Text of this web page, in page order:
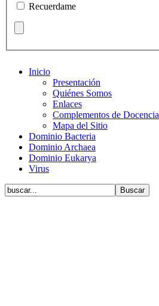
Recuerdame
Inicio
Presentación
Quiénes Somos
Enlaces
Complementos de Docencia
Mapa del Sitio
Dominio Bacteria
Dominio Archaea
Dominio Eukarya
Virus